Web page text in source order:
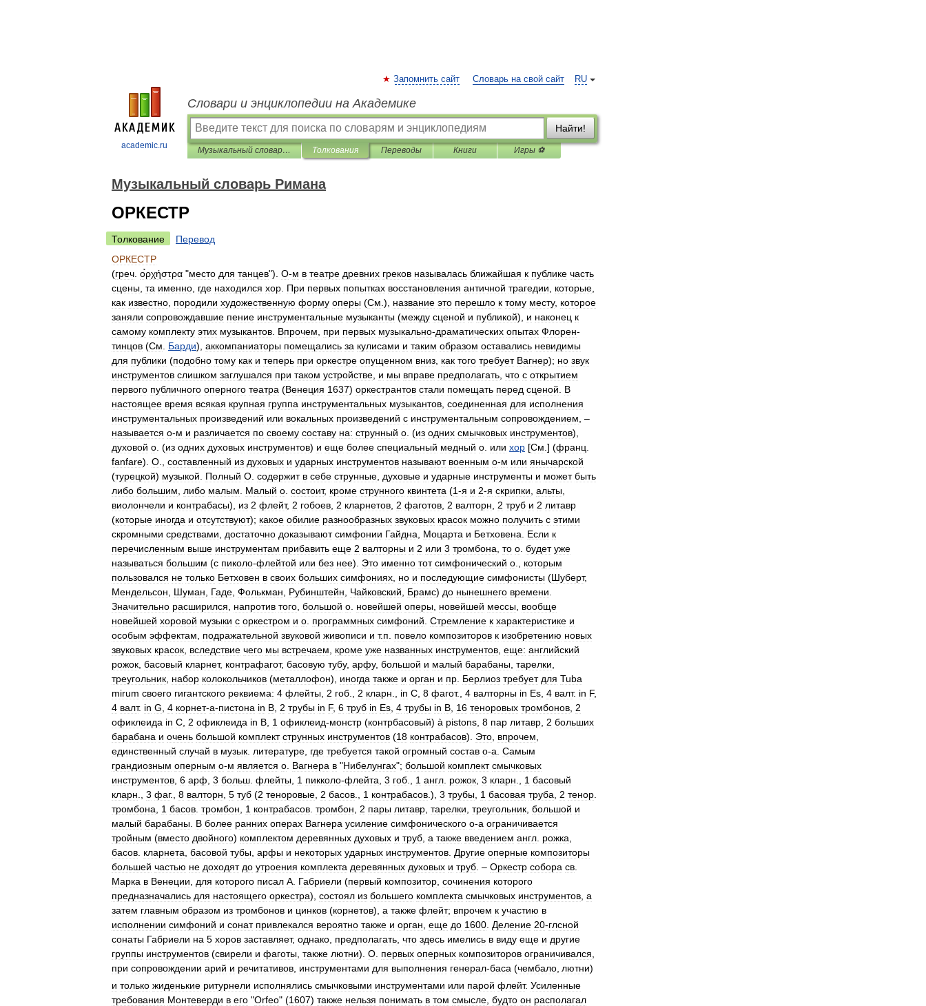
academic.ru
RU
Запомнить сайт Словарь на свой сайт
Словари и энциклопедии на Академике
Найти!
Музыкальный словарь Римана Толкования Переводы Книги Игры ⚽
Музыкальный словарь Римана
ОРКЕСТР
Толкование
Перевод
ОРКЕСТР
(греч ο̉ρχήστρα "место для танцев"). О-м в театре древних греков называлась ближайшая к публике часть
сцены та именно где находился хор При первых попытках восстановления античной трагедии которые
как известно породили художественную форму оперы (См .), название это перешло к тому месту, которое
заняли сопровождавшие пение инструментальные музыканты (между сценой и публикой), и наконец к
самому комплекту этих музыкантов Впрочем при первых музыкально-драматических опытах Флорен-
тинцов (См Барди), аккомпаниаторы помещались за кулисами и таким образом оставались невидимы
для публики (подобно тому как и теперь при оркестре опущенном вниз как того требует Вагнер); но звук
инструментов слишком заглушался при таком устройстве и мы вправе предполагать что с открытием
первого публичного оперного театра (Венеция 1637) оркестрантов стали помещать перед сценой
В
настоящее время всякая крупная группа инструментальных музыкантов соединенная для исполнения
инструментальных произведений или вокальных произведений с инструментальным сопровождением , –
называется о-м и различается по своему составу на: струнный о . (из одних смычковых инструментов),
духовой о . (из одних духовых инструментов) и еще более специальный медный о или хор [См .] (франц
fanfare). О составленный из духовых и ударных инструментов называют военным о-м или янычарской
(турецкой) музыкой Полный О содержит в себе струнные духовые и ударные инструменты и может быть
либо большим либо малым Малый о состоит, кроме струнного квинтета (1-я и 2-я скрипки альты
виолончели и контрабасы), из 2 флейт, 2 гобоев 2 кларнетов 2 фаготов 2 валторн 2 труб и 2 литавр
(которые иногда и отсутствуют); какое обилие разнообразных звуковых красок можно получить с этими
скромными средствами достаточно доказывают симфонии Гайдна Моцарта и Бетховена Если к
перечисленным выше инструментам прибавить еще 2 валторны и 2 или 3 тромбона то о будет уже
называться большим (с пиколо-флейтой или без нее). Это именно тот симфонический о
которым
пользовался не только Бетховен в своих больших симфониях но и последующие симфонисты (Шуберт,
Мендельсон
Шуман Гаде Фолькман Рубинштейн Чайковский Брамс) до нынешнего времени
Значительно расширился напротив того большой о новейшей оперы новейшей мессы вообще
новейшей хоровой музыки с оркестром и о программных симфоний Стремление к характеристике и
особым эффектам подражательной звуковой живописи и т.п повело композиторов к изобретению новых
звуковых красок вследствие чего мы встречаем кроме уже названных инструментов еще: английский
рожок басовый кларнет, контрафагот, басовую тубу, арфу, большой и малый барабаны тарелки
треугольник набор колокольчиков (металлофон), иногда также и орган и пр Берлиоз требует для Tuba
mirum своего гигантского реквиема: 4 флейты 2 гоб 2 кларн in C 8 фагот., 4 валторны in Es 4 валт. in F,
4 валт. in G 4 корнет-а-пистона in B 2 трубы in F, 6 труб in Es 4 трубы in B 16 теноровых тромбонов 2
офиклеида in C 2 офиклеида in B 1 офиклеид-монстр (контрбасовый) à pistons 8 пар литавр 2 больших
барабана и очень большой комплект струнных инструментов (18 контрабасов). Это впрочем
единственный случай в музык литературе где требуется такой огромный состав о-а Самым
грандиозным оперным о-м является о Вагнера в "Нибелунгах"; большой комплект смычковых
инструментов 6 арф 3 больш флейты 1 пикколо-флейта 3 гоб 1 англ рожок 3 кларн 1 басовый
кларн
3 фаг., 8 валторн 5 туб (2 теноровые 2 басов 1 контрабасов .), 3 трубы 1 басовая труба 2 тенор
тромбона
1 басов тромбон 1 контрабасов тромбон 2 пары литавр тарелки треугольник большой и
малый барабаны В более ранних операх Вагнера усиление симфонического о-а ограничивается
тройным (вместо двойного) комплектом деревянных духовых и труб а также введением англ рожка
басов кларнета басовой тубы арфы и некоторых ударных инструментов Другие оперные композиторы
большей частью не доходят до утроения комплекта деревянных духовых и труб . – Оркестр собора св
Марка в Венеции для которого писал А Габриели (первый композитор сочинения которого
предназначались для настоящего оркестра), состоял из большего комплекта смычковых инструментов а
затем главным образом из тромбонов и цинков (корнетов), а также флейт; впрочем к участию в
исполнении симфоний и сонат привлекался вероятно также и орган еще до 1600 Деление 20-глсной
сонаты Габриели на 5 хоров заставляет, однако предполагать что здесь имелись в виду еще и другие
группы инструментов (свирели и фаготы также лютни). О первых оперных композиторов ограничивался
при сопровождении арий и речитативов инструментами для выполнения генерал-баса (чембало лютни)
и только жиденькие ритурнели исполнялись смычковыми инструментами или парой флейт. Усиленные
требования Монтеверди в его "Orfeo" (1607) также нельзя понимать в том смысле будто он располагал